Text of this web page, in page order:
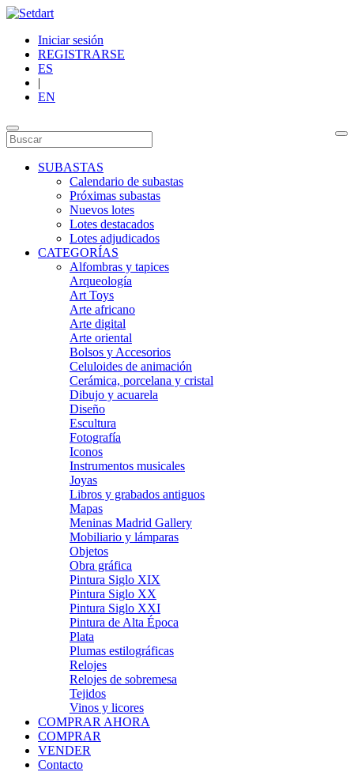
Iniciar sesión
REGISTRARSE
ES
|
EN
SUBASTAS
Calendario de subastas
Próximas subastas
Nuevos lotes
Lotes destacados
Lotes adjudicados
CATEGORÍAS
Alfombras y tapices
Arqueología
Art Toys
Arte africano
Arte digital
Arte oriental
Bolsos y Accesorios
Celuloides de animación
Cerámica, porcelana y cristal
Dibujo y acuarela
Diseño
Escultura
Fotografía
Iconos
Instrumentos musicales
Joyas
Libros y grabados antiguos
Mapas
Meninas Madrid Gallery
Mobiliario y lámparas
Objetos
Obra gráfica
Pintura Siglo XIX
Pintura Siglo XX
Pintura Siglo XXI
Pintura de Alta Época
Plata
Plumas estilográficas
Relojes
Relojes de sobremesa
Tejidos
Vinos y licores
COMPRAR AHORA
COMPRAR
VENDER
Contacto